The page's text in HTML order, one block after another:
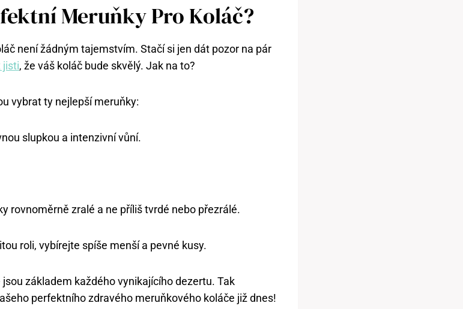
Meruňky Pro Koláč?
není žádným tajemstvím. Stačí si jen dát pozor na pár
jisti, že váš koláč bude skvělý. Jak na to?
vybrat ty nejlepší meruňky:
slupkou a intenzivní vůní.
rovnoměrně zralé a ne příliš tvrdé nebo přezrálé.
roli, vybírejte spíše menší a pevné kusy.
základem každého vynikajícího dezertu. Tak
perfektního zdravého meruňkového koláče již dnes!